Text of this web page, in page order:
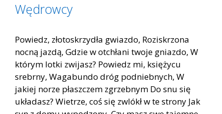
Wędrowcy
Powiedz, złotoskrzydła gwiazdo, Roziskrzona
nocną jazdą, Gdzie w otchłani twoje gniazdo, W
którym lotki zwijasz? Powiedz mi, księżycu
srebrny, Wagabundo dróg podniebnych, W
jakiej norze płaszczem zgrzebnym Do snu się
układasz? Wietrze, coś się zwlókł w te strony Jak